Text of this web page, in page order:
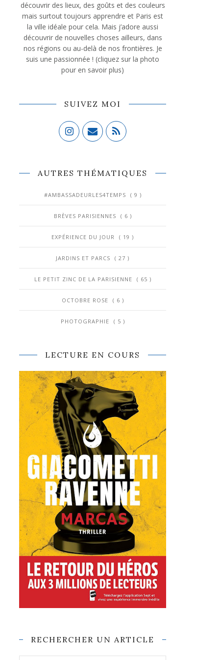
découvrir des lieux, des goûts et des couleurs
mais surtout toujours apprendre et Paris est
la ville idéale pour cela. Mais j’adore aussi
découvrir de nouvelles choses ailleurs, dans
nos régions ou au-delà de nos frontières. Je
suis une passionnée ! (cliquez sur la photo
pour en savoir plus)
SUIVEZ MOI
AUTRES THÉMATIQUES
#AMBASSADEURLES4TEMPS ( 9 )
BRÈVES PARISIENNES ( 6 )
EXPÉRIENCE DU JOUR ( 19 )
JARDINS ET PARCS ( 27 )
LE PETIT ZINC DE LA PARISIENNE ( 65 )
OCTOBRE ROSE ( 6 )
PHOTOGRAPHIE ( 5 )
LECTURE EN COURS
RECHERCHER UN ARTICLE